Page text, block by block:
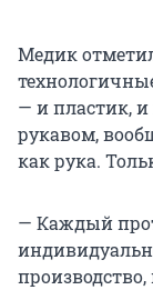
Медик
— и пластик, и
рукавом,
как рука.
— Каждый